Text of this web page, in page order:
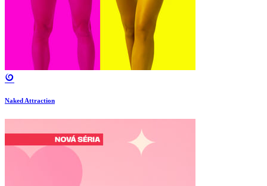
Naked Attraction